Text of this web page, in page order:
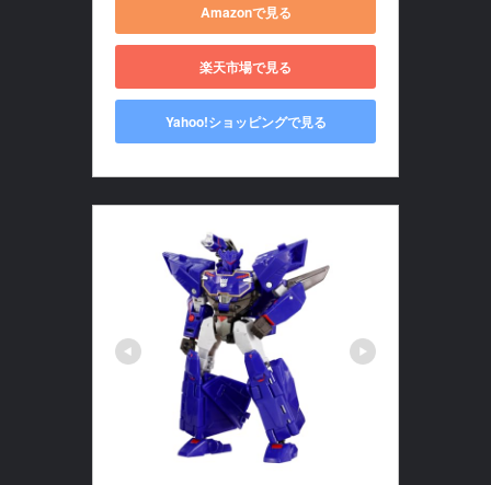
Amazonで見る
楽天市場で見る
Yahoo!ショッピングで見る